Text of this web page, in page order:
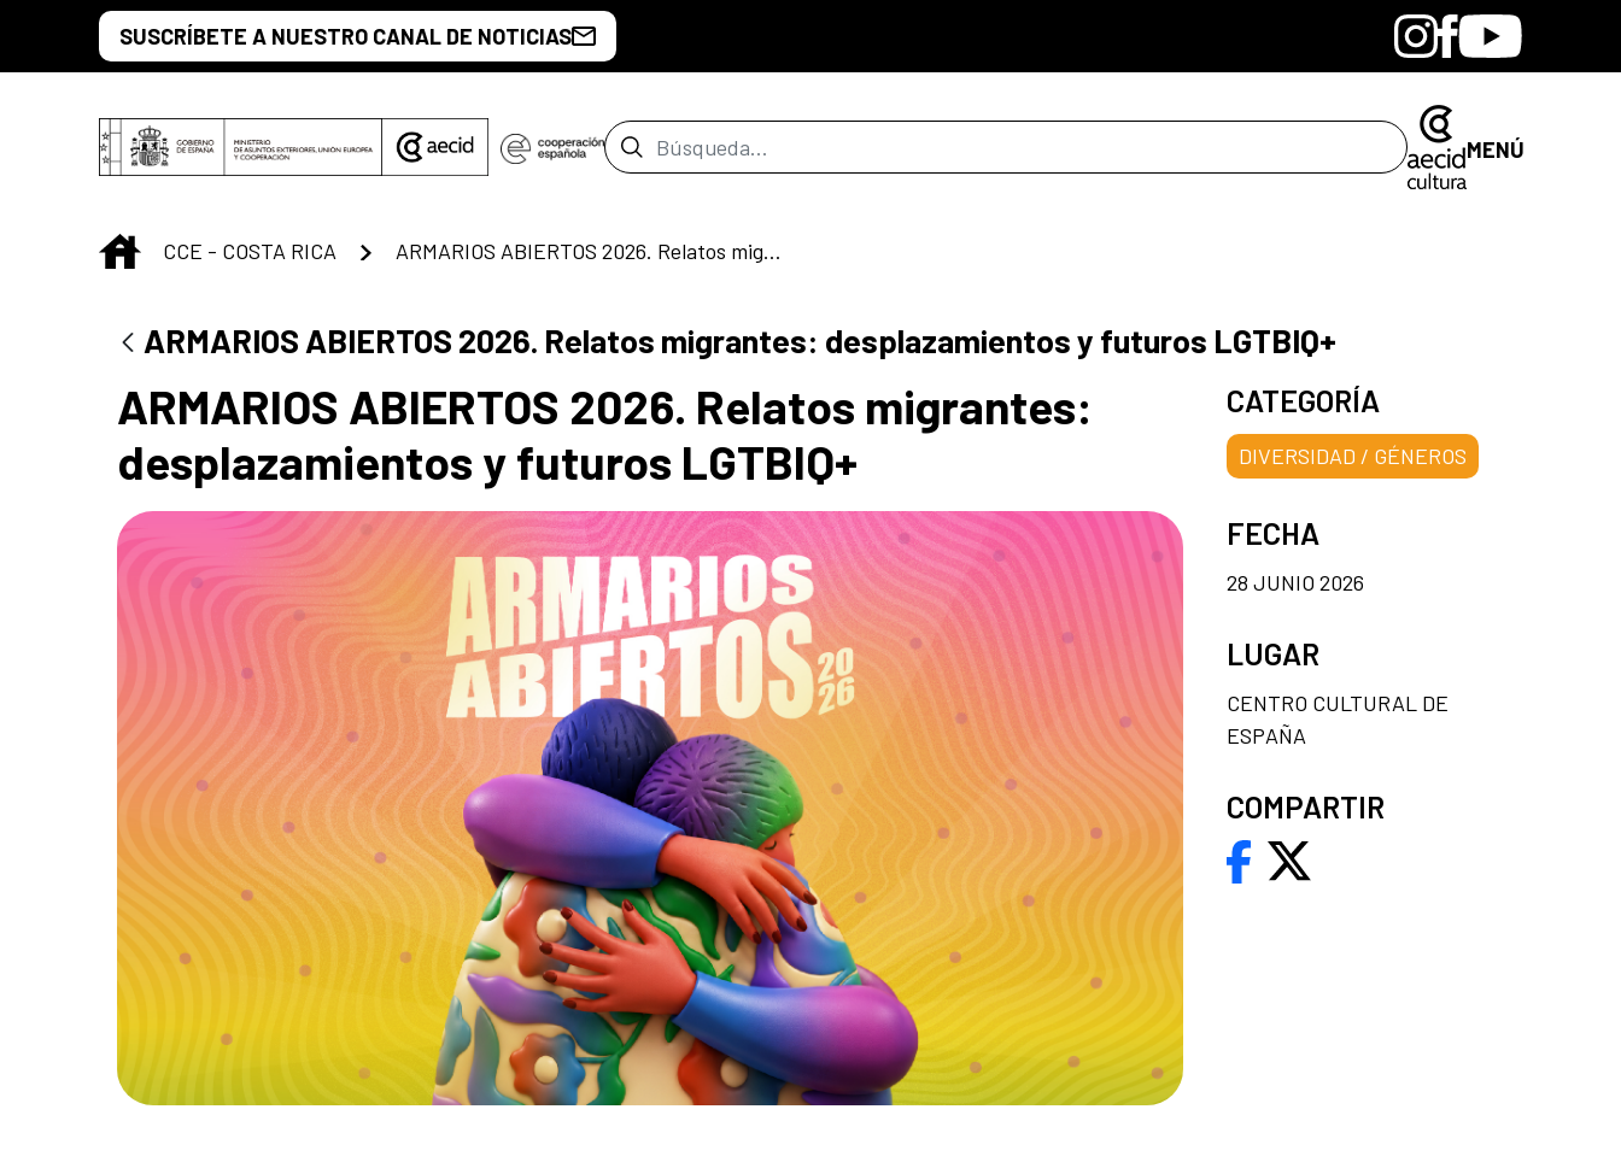
Saltar al contenido principal
SUSCRÍBETE A NUESTRO CANAL DE NOTICIAS BandcampInstagram
Facebook
Youtube
Barra de búsqueda MENÚ
INICIO
CCE - COSTA RICA ARMARIOS ABIERTOS 2026. Relatos migrantes: desplazamientos y futuros LGTBIQ+
ARMARIOS ABIERTOS 2026. Relatos migrantes: desplazamientos y futuros LGTBIQ+
ARMARIOS ABIERTOS 2026. Relatos migrantes:
desplazamientos y futuros LGTBIQ+
CATEGORÍA
DIVERSIDAD / GÉNEROS
FECHA
28 JUNIO 2026
LUGAR
CENTRO CULTURAL DE
ESPAÑA
COMPARTIR